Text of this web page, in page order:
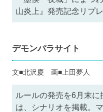
山炎上』発売記念リプ
デモンパラサイト
文■北沢慶 画■上田夢人
ルールの発売を6月末に
は、シナリオを掲載。